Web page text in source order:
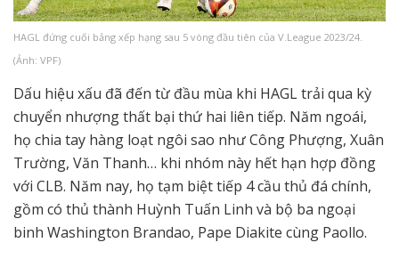
HAGL đứng cuối bảng xếp hạng sau 5 vòng đầu tiên của V.League 2023/24.
(Ảnh: VPF)
Dấu hiệu xấu đã đến từ đầu mùa khi HAGL trải qua kỳ
chuyển nhượng thất bại thứ hai liên tiếp. Năm ngoái,
họ chia tay hàng loạt ngôi sao như Công Phượng, Xuân
Trường, Văn Thanh… khi nhóm này hết hạn hợp đồng
với CLB. Năm nay, họ tạm biệt tiếp 4 cầu thủ đá chính,
gồm có thủ thành Huỳnh Tuấn Linh và bộ ba ngoại
binh Washington Brandao, Pape Diakite cùng Paollo.